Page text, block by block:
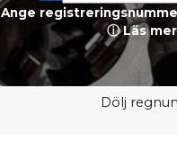
Ange
ⓘ Läs
Dölj